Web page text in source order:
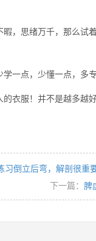
，思绪万千，那么
一点，少懂一点，多
衣服！并不是越多越
倒立后弯，解剖很重要
下一篇： 脾